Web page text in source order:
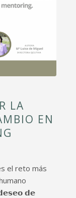
LA
EN
el reto más
𝗱𝗲